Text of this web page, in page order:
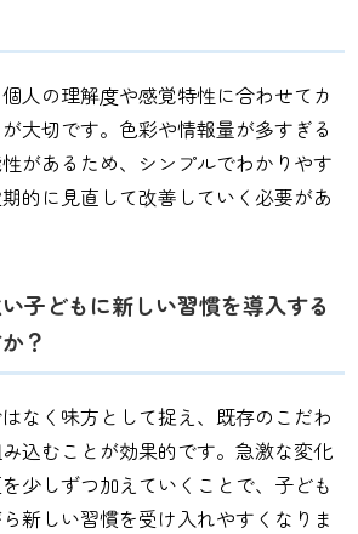
人の理解度や感覚特性に合わせてカ
大切です。色彩や情報量が多すぎる
があるため、シンプルでわかりやす
的に見直して改善していく必要があ
子どもに新しい習慣を導入する
？
なく味方として捉え、既存のこだわ
込むことが効果的です。急激な変化
少しずつ加えていくことで、子ども
新しい習慣を受け入れやすくなりま